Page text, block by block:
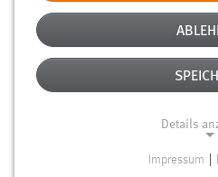
Erstellungsdatum
Alter
Details
Impressum